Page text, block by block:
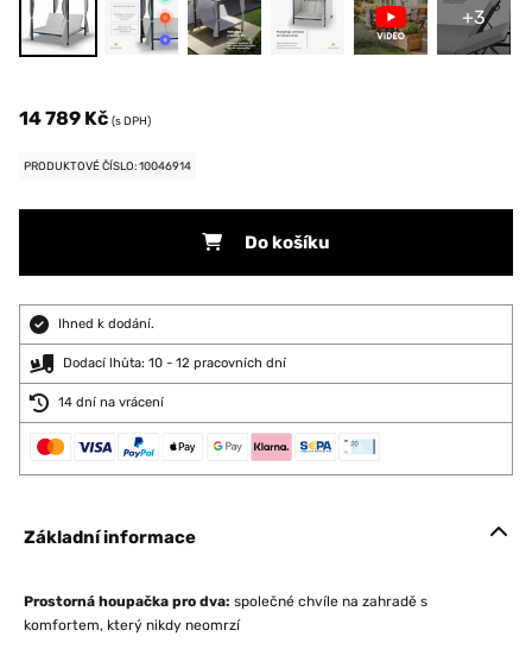
+3
14 789 Kč (s DPH)
PRODUKTOVÉ ČÍSLO: 10046914
Do košíku
Ihned k dodání.
Dodací lhůta: 10 - 12 pracovních dní
14 dní na vrácení
Základní informace
Prostorná houpačka pro dva: společné chvíle na zahradě s
komfortem, který nikdy neomrzí